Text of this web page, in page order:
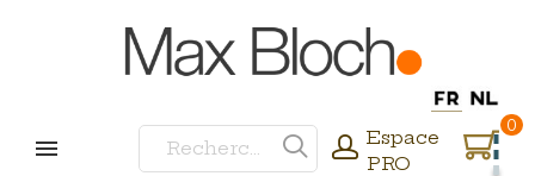
Espace
PRO
0